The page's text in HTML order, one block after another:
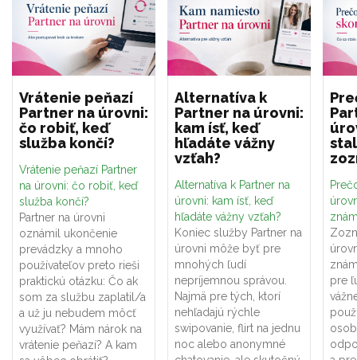
Vrátenie peňazí
Partner na úrovni:
čo robiť, keď
služba končí?
Vrátenie peňazí Partner
na úrovni: čo robiť, keď
služba končí?
Partner na úrovni
oznámil ukončenie
prevádzky a mnoho
používateľov preto rieši
praktickú otázku: Čo ak
som za službu zaplatil/a
a už ju nebudem môcť
využívať? Mám nárok na
vrátenie peňazí? A kam
Alternatíva k
Partner na úrovni:
kam ísť, keď
hľadáte vážny
vzťah?
Alternatíva k Partner na
úrovni: kam ísť, keď
hľadáte vážny vzťah?
Koniec služby Partner na
úrovni môže byť pre
mnohých ľudí
nepríjemnou správou.
Najmä pre tých, ktorí
nehľadajú rýchle
swipovanie, flirt na jednu
noc alebo anonymné
pre